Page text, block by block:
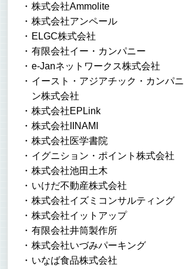
株式会社Ammolite
株式会社アンペール
ELGC株式会社
有限会社イー・カンパニー
e-Janネットワークス株式会社
イースト・アジアチック・カンパ
ン株式会社
株式会社EPLink
株式会社IINAMI
株式会社医学書院
イグニション・ポイント株式会社
株式会社池田土木
いけだ不動産株式会社
株式会社イズミコンサルティング
株式会社イットアップ
有限会社井筒製作所
株式会社いづみパーキング
いなば食品株式会社